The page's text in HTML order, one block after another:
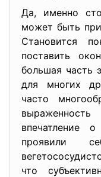
Да, именно
может быть при
Становится
поставить
большая часть
для многих
часто
впечатление
проявили
что